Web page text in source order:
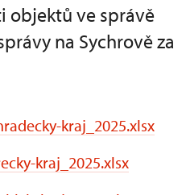
objektů ve správě
na Sychrově za
kraj_2025.xlsx
kraj_2025.xlsx